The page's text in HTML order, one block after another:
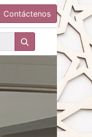
Contáctenos